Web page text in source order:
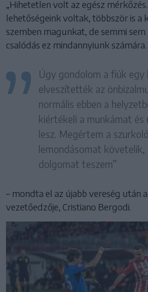
„Hihetetlen volt az egész
lehetőségeink voltak, többször is a
szemben magunkat, de semmi
csalódás ez mindannyiunk számára.
Úgy gondolom a fiúk egy
elveszítették az
normális ebben a
kiértékeli a munkámat és
lesz. Megértem a
lemondásomat követelik,
dolgomat teszem”
– mondta el az újabb vereség után
vezetőedzője, Cristiano Bergodi.